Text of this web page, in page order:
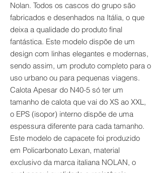
Nolan. Todos os cascos do grupo são
fabricados e desenhados na Itália, o que
deixa a qualidade do produto final
fantástica. Este modelo dispõe de um
design com linhas elegantes e modernas,
sendo assim, um produto completo para o
uso urbano ou para pequenas viagens.
Calota Apesar do N40-5 só ter um
tamanho de calota que vai do XS ao XXL,
o EPS (isopor) interno dispõe de uma
espessura diferente para cada tamanho.
Este modelo de capacete foi produzido
em Policarbonato Lexan, material
exclusivo da marca italiana NOLAN, o